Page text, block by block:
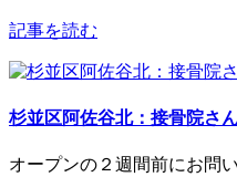
記事を読む
杉並区阿佐谷北：接骨院さ
オープンの２週間前にお問